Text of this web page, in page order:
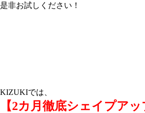
是非お試しください！
KIZUKIでは、
【2カ月徹底シェイプアッ